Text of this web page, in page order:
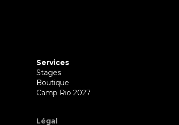
Services
Stages
Boutique
Camp Rio 2027
Légal